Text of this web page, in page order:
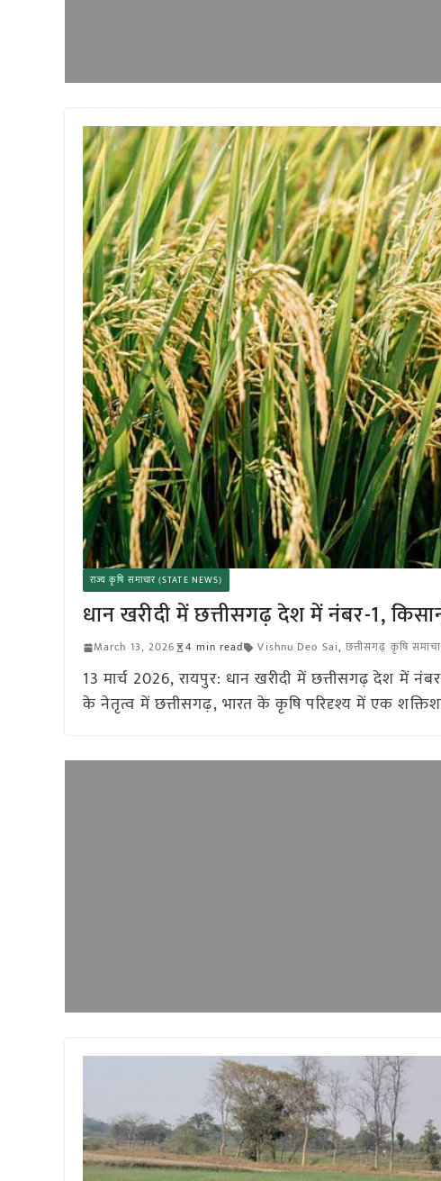
राज्य कृषि समाचार (STATE NEWS)
धान खरीदी में छत्तीसगढ़ देश में नंबर-1,
March 13, 2026 4 min read Vishnu Deo Sai,छत्तीसगढ़ कृषि
13 मार्च 2026, रायपुर: धान खरीदी में छत्तीसगढ़ देश में
के नेतृत्व में छत्तीसगढ़, भारत के कृषि परिदृश्य में एक